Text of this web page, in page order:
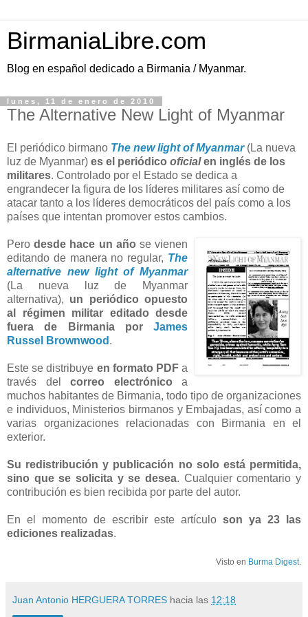
BirmaniaLibre.com
Blog en español dedicado a Birmania / Myanmar.
lunes, 11 de enero de 2010
The Alternative New Light of Myanmar
El periódico birmano The new light of Myanmar (La nueva
luz de Myanmar) es el periódico oficialen inglés de los
militares. Controlado por el Estado se dedica a
engrandecer la figura de los líderes militares así como de
atacar tanto a los líderes democráticos del país como a los
países que intentan promover estos cambios.
Perodesde hace un año se vienen
editando de manera no regular, The
alternative new light of Myanmar
(La nueva luz de Myanmar
alternativa), un periódico opuesto
al régimen militar editado desde
fuera de Birmania por James
Russel Brownwood .
Este se distribuye en formato PDF a
través del correo electrónico a
muchos habitantes de Birmania, todo tipo de organizaciones
e individuos, Ministerios birmanos y Embajadas, así como a
varias organizaciones relacionadas con Birmania en el
exterior.
Su redistribución y publicación no solo está permitida,
sino que se solicita y se desea. Cualquier comentario y
contribución es bien recibida por parte del autor.
En el momento de escribir este artículo son ya 23 las
ediciones realizadas.
Visto en Burma Digest.
Juan Antonio HERGUERA TORRES hacia las 12:18